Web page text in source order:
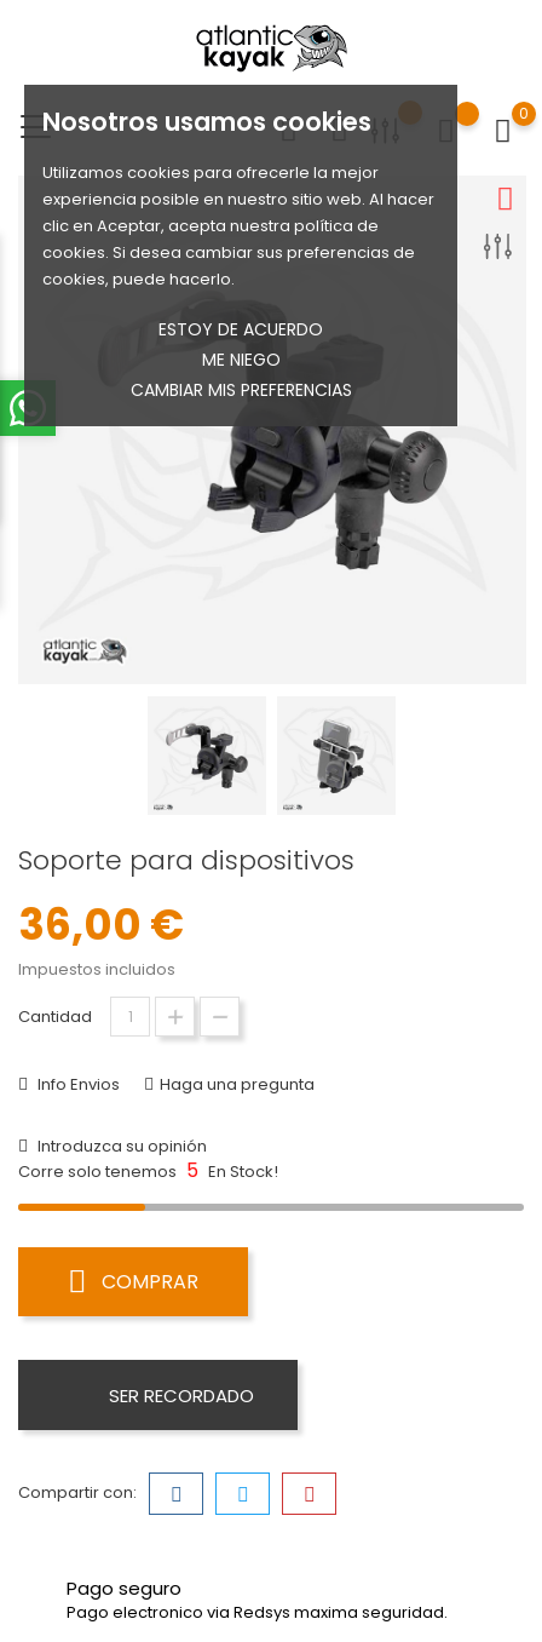
Nosotros usamos cookies
Utilizamos cookies para ofrecerle la mejor
experiencia posible en nuestro sitio web. Al hacer
clic en Aceptar, acepta nuestra política de
cookies. Si desea cambiar sus preferencias de
cookies, puede hacerlo.
ESTOY DE ACUERDO
ME NIEGO
CAMBIAR MIS PREFERENCIAS
0
Soporte para dispositivos
36,00 €
Impuestos incluidos
Cantidad
Info Envios Haga una pregunta
Introduzca su opinión
Corre solo tenemos 5 En Stock!
COMPRAR
SER RECORDADO
Compartir con:
Pago seguro
Pago electronico via Redsys maxima seguridad.